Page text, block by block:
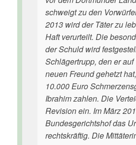
schweigt zu den
2013 wird der Täter zu
Haft verurteilt. Die
der Schuld wird
Schlägertrupp, den er auf
neuen Freund gehetzt
10.000 Euro
Ibrahim zahlen. Die
Revision ein. Im März
Bundesgerichtshof das
rechtskräftig. Die